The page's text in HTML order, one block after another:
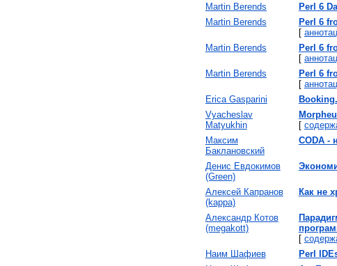
Martin Berends
‎Perl 6
Martin Berends
‎Perl 6
[
Martin Berends
‎Perl 6
[
Martin Berends
‎Perl 6
[
Erica Gasparini
Vyacheslav
Matyukhin
[
Максим
Баклановский
‎CODA -
Денис Евдокимов
(‎Green‎)
Алексей Капранов
(‎kappa‎)
‎Как не
Александр Котов
(‎megakott‎)
[
Наим Шафиев ‎Perl